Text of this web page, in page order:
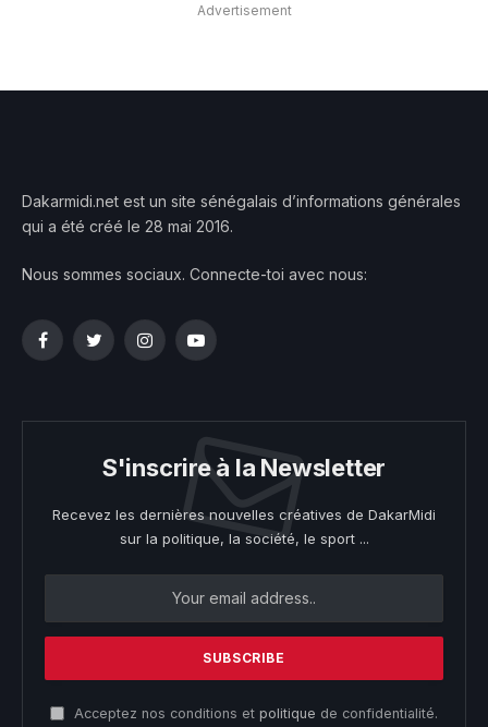
Advertisement
Dakarmidi.net est un site sénégalais d’informations générales
qui a été créé le 28 mai 2016.
Nous sommes sociaux. Connecte-toi avec nous:
FacebookTwitterInstagramYouTube
S'inscrire à la Newsletter
Recevez les dernières nouvelles créatives de DakarMidi
sur la politique, la société, le sport ...
Acceptez nos conditions et politique de confidentialité.